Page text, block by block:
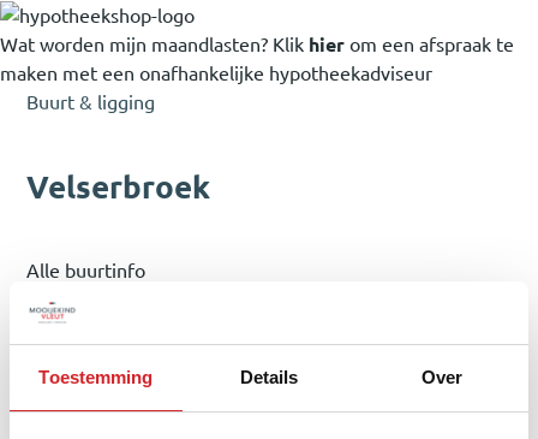
Toestemming Details Over
Wat worden mijn maandlasten? Klik hier om een afspraak te
maken met een onafhankelijke hypotheekadviseur
Buurt & ligging
Velserbroek
Alle buurtinfo
Aantal woningen